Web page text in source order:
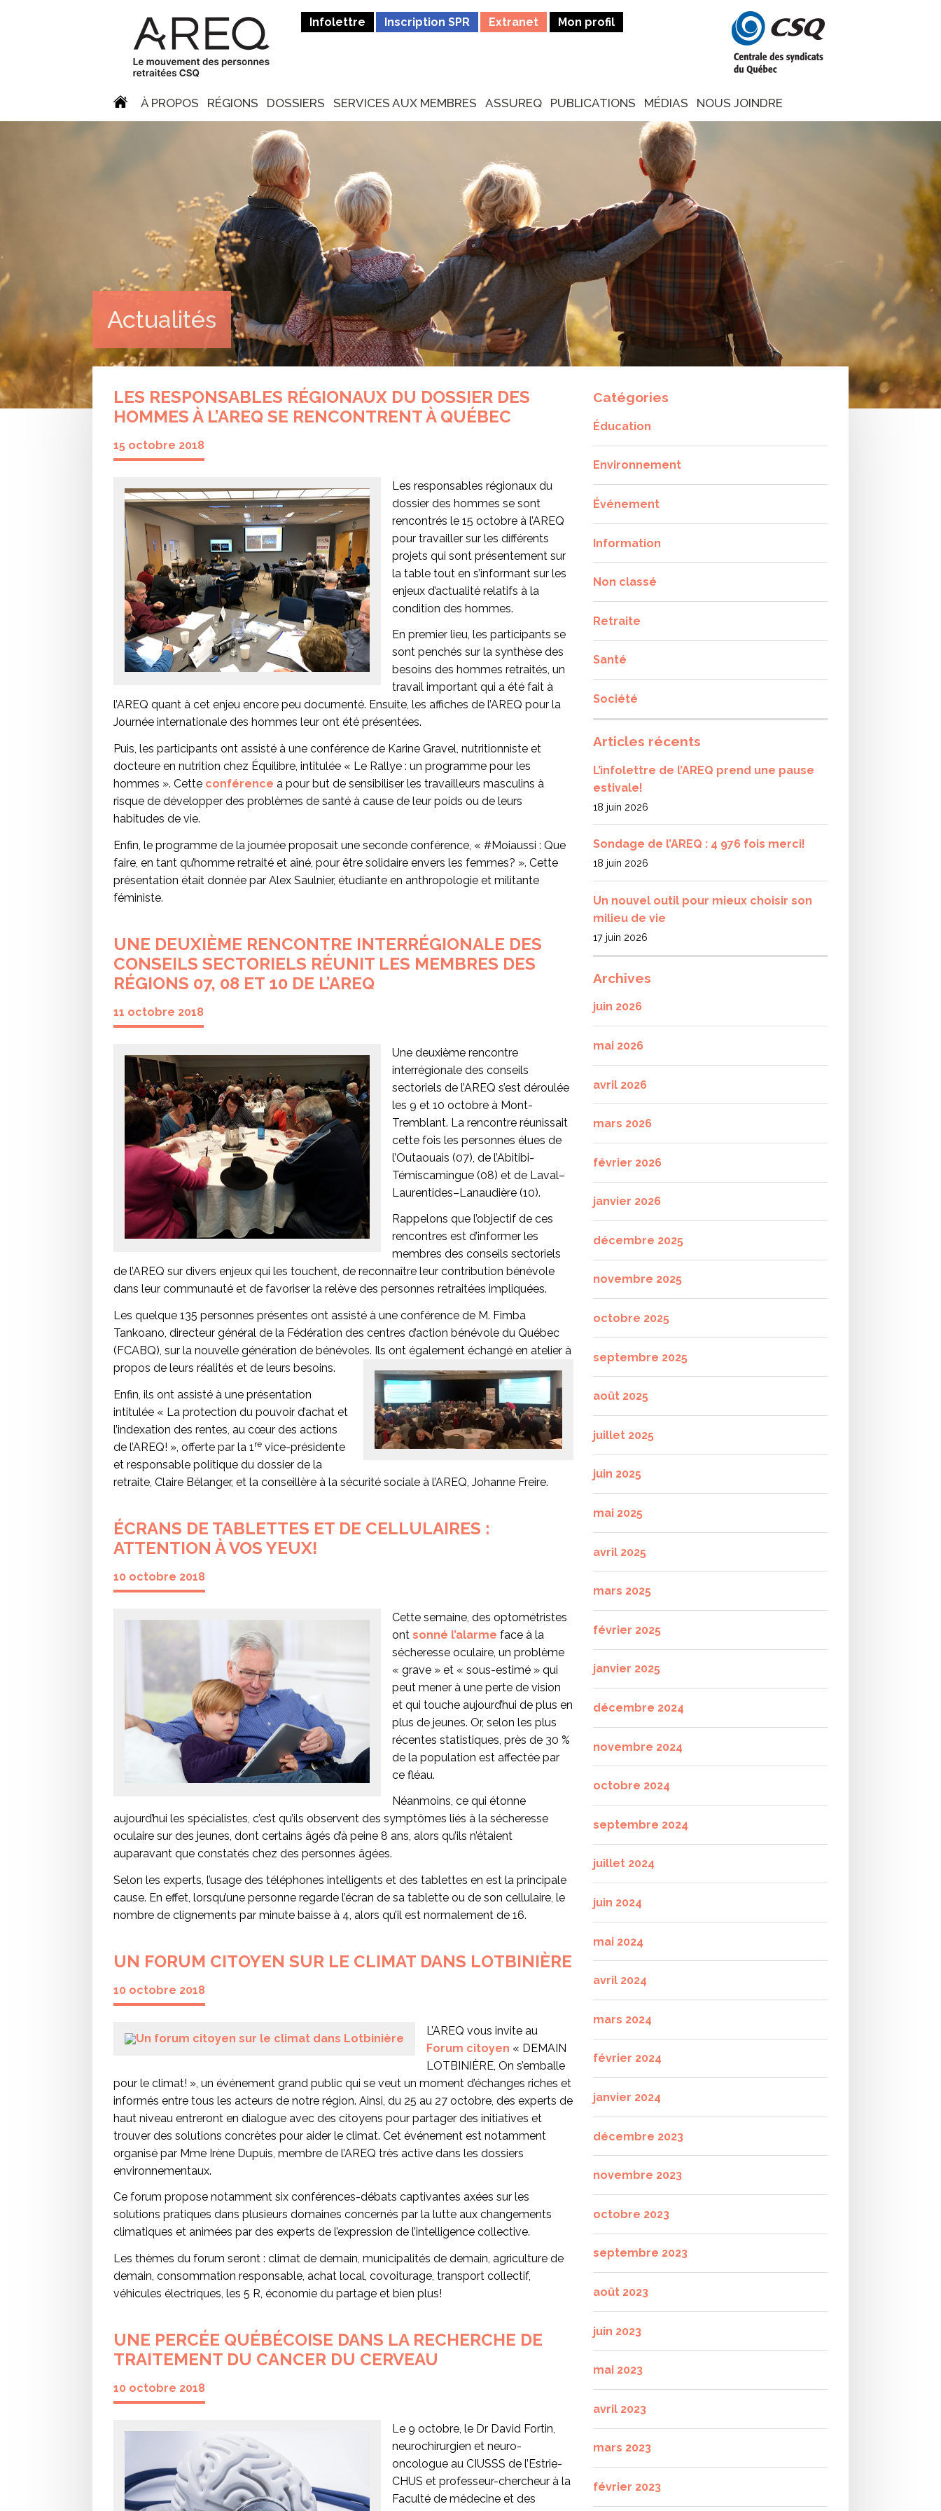
Infolettre Inscription SPR Extranet Mon profil
À PROPOS RÉGIONS DOSSIERS SERVICES AUX MEMBRES ASSUREQ PUBLICATIONS MÉDIAS NOUS JOINDRE
Actualités
LES RESPONSABLES RÉGIONAUX DU DOSSIER DES
HOMMES À L’AREQ SE RENCONTRENT À QUÉBEC
15 octobre 2018
Les responsables régionaux du
dossier des hommes se sont
rencontrés le 15 octobre à l’AREQ
pour travailler sur les différents
projets qui sont présentement sur
la table tout en s’informant sur les
enjeux d’actualité relatifs à la
condition des hommes.
En premier lieu, les participants se
sont penchés sur la synthèse des
besoins des hommes retraités, un
travail important qui a été fait à
l’AREQ quant à cet enjeu encore peu documenté. Ensuite, les affiches de l’AREQ pour la
Journée internationale des hommes leur ont été présentées.
Puis, les participants ont assisté à une conférence de Karine Gravel, nutritionniste et
docteure en nutrition chez Équilibre, intitulée « Le Rallye : un programme pour les
hommes ». Cette conférence a pour but de sensibiliser les travailleurs masculins à
risque de développer des problèmes de santé à cause de leur poids ou de leurs
habitudes de vie.
Enfin, le programme de la journée proposait une seconde conférence, « #Moiaussi : Que
faire, en tant qu’homme retraité et aîné, pour être solidaire envers les femmes? ». Cette
présentation était donnée par Alex Saulnier, étudiante en anthropologie et militante
féministe.
UNE DEUXIÈME RENCONTRE INTERRÉGIONALE DES
CONSEILS SECTORIELS RÉUNIT LES MEMBRES DES
RÉGIONS 07, 08 ET 10 DE L’AREQ
11 octobre 2018
Une deuxième rencontre
interrégionale des conseils
sectoriels de l’AREQ s’est déroulée
les 9 et 10 octobre à Mont-
Tremblant. La rencontre réunissait
cette fois les personnes élues de
l’Outaouais (07), de l’Abitibi-
Témiscamingue (08) et de Laval–
Laurentides–Lanaudière (10).
Rappelons que l’objectif de ces
rencontres est d’informer les
membres des conseils sectoriels
de l’AREQ sur divers enjeux qui les touchent, de reconnaître leur contribution bénévole
dans leur communauté et de favoriser la relève des personnes retraitées impliquées.
Les quelque 135 personnes présentes ont assisté à une conférence de M. Fimba
Tankoano, directeur général de la Fédération des centres d’action bénévole du Québec
(FCABQ), sur la nouvelle génération de bénévoles. Ils ont également échangé en atelier à
propos de leurs réalités et de leurs besoins.
Enfin, ils ont assisté à une présentation
intitulée « La protection du pouvoir d’achat et
l’indexation des rentes, au cœur des actions
de l’AREQ! », offerte par la 1re vice-présidente
et responsable politique du dossier de la
retraite, Claire Bélanger, et la conseillère à la sécurité sociale à l’AREQ, Johanne Freire.
ÉCRANS DE TABLETTES ET DE CELLULAIRES :
ATTENTION À VOS YEUX!
10 octobre 2018
Cette semaine, des optométristes
ont sonné l’alarme face à la
sécheresse oculaire, un problème
« grave » et « sous-estimé » qui
peut mener à une perte de vision
et qui touche aujourd’hui de plus en
plus de jeunes. Or, selon les plus
récentes statistiques, près de 30 %
de la population est affectée par
ce fléau.
Néanmoins, ce qui étonne
aujourd’hui les spécialistes, c’est qu’ils observent des symptômes liés à la sécheresse
oculaire sur des jeunes, dont certains âgés d’à peine 8 ans, alors qu’ils n’étaient
auparavant que constatés chez des personnes âgées.
Selon les experts, l’usage des téléphones intelligents et des tablettes en est la principale
cause. En effet, lorsqu’une personne regarde l’écran de sa tablette ou de son cellulaire, le
nombre de clignements par minute baisse à 4, alors qu’il est normalement de 16.
UN FORUM CITOYEN SUR LE CLIMAT DANS LOTBINIÈRE
10 octobre 2018
L’AREQ vous invite au
Forum citoyen « DEMAIN
LOTBINIÈRE, On s’emballe
pour le climat! », un événement grand public qui se veut un moment d’échanges riches et
informés entre tous les acteurs de notre région. Ainsi, du 25 au 27 octobre, des experts de
haut niveau entreront en dialogue avec des citoyens pour partager des initiatives et
trouver des solutions concrètes pour aider le climat. Cet événement est notamment
organisé par Mme Irène Dupuis, membre de l’AREQ très active dans les dossiers
environnementaux.
Ce forum propose notamment six conférences-débats captivantes axées sur les
solutions pratiques dans plusieurs domaines concernés par la lutte aux changements
climatiques et animées par des experts de l’expression de l’intelligence collective.
Les thèmes du forum seront : climat de demain, municipalités de demain, agriculture de
demain, consommation responsable, achat local, covoiturage, transport collectif,
véhicules électriques, les 5 R, économie du partage et bien plus!
UNE PERCÉE QUÉBÉCOISE DANS LA RECHERCHE DE
TRAITEMENT DU CANCER DU CERVEAU
10 octobre 2018
Le 9 octobre, le Dr David Fortin,
neurochirurgien et neuro-
oncologue au CIUSSS de l’Estrie-
CHUS et professeur-chercheur à la
Faculté de médecine et des
Catégories
Éducation
Environnement
Événement
Information
Non classé
Retraite
Santé
Société
Articles récents
L’infolettre de l’AREQ prend une pause
estivale!
18 juin 2026
Sondage de l’AREQ : 4 976 fois merci!
18 juin 2026
Un nouvel outil pour mieux choisir son
milieu de vie
17 juin 2026
Archives
juin 2026
mai 2026
avril 2026
mars 2026
février 2026
janvier 2026
décembre 2025
novembre 2025
octobre 2025
septembre 2025
août 2025
juillet 2025
juin 2025
mai 2025
avril 2025
mars 2025
février 2025
janvier 2025
décembre 2024
novembre 2024
octobre 2024
septembre 2024
juillet 2024
juin 2024
mai 2024
avril 2024
mars 2024
février 2024
janvier 2024
décembre 2023
novembre 2023
octobre 2023
septembre 2023
août 2023
juin 2023
mai 2023
avril 2023
mars 2023
février 2023